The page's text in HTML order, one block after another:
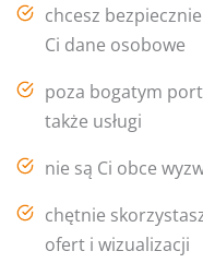
chcesz
Ci dane osobowe
poza bogatym
także usługi
nie są Ci obce
chętnie
ofert i wizualizacji